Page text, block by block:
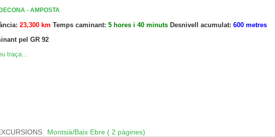
- AMPOSTA
23,300 km Temps caminant: 5 hores i 40 minuts Desnivell acumulat: 600 metres
pel GR 92
traça...
Montsià/Baix Ebre ( 2 pàgines)